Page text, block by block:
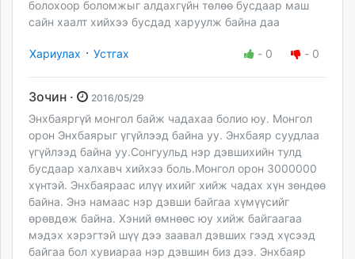
болохоор боломжыг алдахгүйн төлөө бусдаар маш
сайн хаалт хийхээ бусдад харуулж байна даа
Хариулах · Устгах - 0 - 0
Зочин · 2016/05/29
Энхбаяргүй монгол байж чадахаа болио юу. Монгол
орон Энхбаярыг үгүйлээд байна уу. Энхбаяр суудлаа
үгүйлээд байна уу.Сонгуульд нэр дэвшихийн тулд
бусдаар халхавч хийхээ боль.Монгол орон 3000000
хүнтэй. Энхбаяраас илүү ихийг хийж чадах хүн зөндөө
байна. Энэ намаас нэр дэвши байгаа хүмүүсийг
өрөвдөж байна. Хэний өмнөөс юу хийж байгаагаа
мэдэх хэрэгтэй шүү дээ заавал дэвших гээд хүсээд
байгаа бол хувиараа нэр дэвшин биз дээ. Энхбаяр